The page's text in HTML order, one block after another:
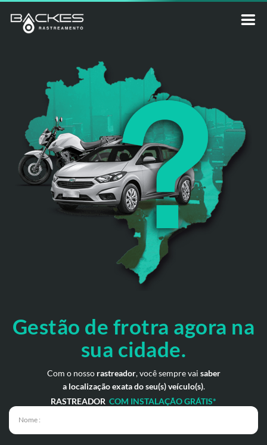
Gestão de frotra agora na
sua cidade.
Com o nosso rastreador, você sempre vai saber
a localização exata do seu(s) veículo(s).
RASTREADOR COM INSTALAÇÃO GRÁTIS*